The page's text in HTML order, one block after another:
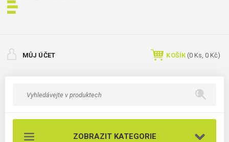
MŮJ ÚČET KOŠÍK (0 Ks, 0 Kč)
ZOBRAZIT KATEGORIE